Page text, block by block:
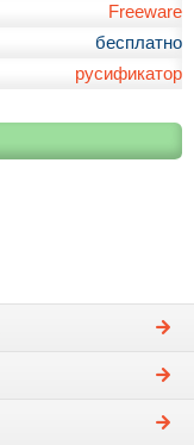
Freeware
бесплатно
русификатор